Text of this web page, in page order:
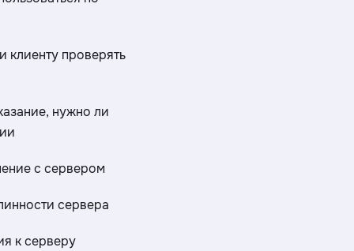
клиенту проверять
нужно ли
с сервером
сервера
к серверу